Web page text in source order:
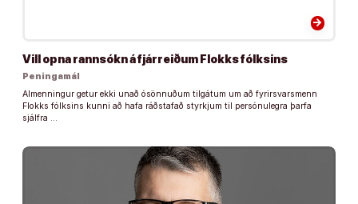
arrow_forward
Vill opna rannsókn á fjárreiðum Flokks fólksins
Peningamál
Almenningur getur ekki unað ósönnuðum tilgátum um að fyrirsvarsmenn
Flokks fólksins kunni að hafa ráðstafað styrkjum til persónulegra þarfa
sjálfra …